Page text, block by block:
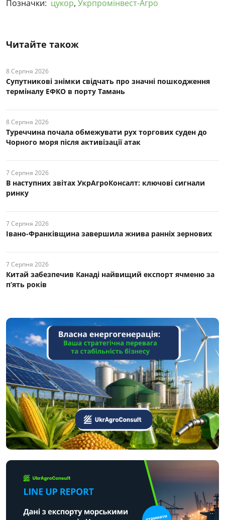
Позначки: цукор, Укрпромінвест-Агро
Читайте також
8 Серпня 2026
Супутникові знімки свідчать про значні пошкодження
терміналу ЕФКО в порту Тамань
8 Серпня 2026
Туреччина почала обмежувати рух торгових суден до
Чорного моря після активізації атак
7 Серпня 2026
В наступних звітах УкрАгроКонсалт: ключові cигнали
ринку
7 Серпня 2026
Івано-Франківщина завершила жнива ранніх зернових
7 Серпня 2026
Китай забезпечив Канаді найвищий експорт ячменю за
п’ять років